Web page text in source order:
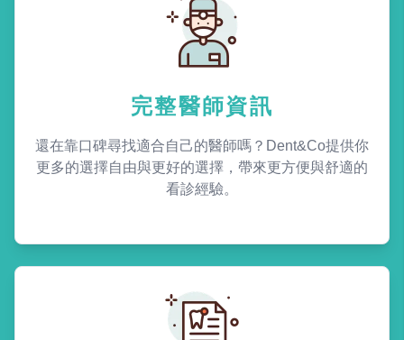
完整醫師資訊
還在靠口碑尋找適合自己的醫師嗎？Dent&Co提供你
更多的選擇自由與更好的選擇，帶來更方便與舒適的
看診經驗。